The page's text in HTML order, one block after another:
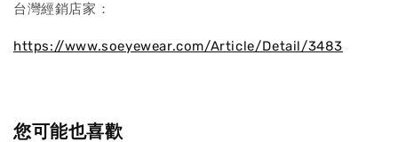
台灣經銷店家：
https://www.soeyewear.com/Article/Detail/3483
您可能也喜歡